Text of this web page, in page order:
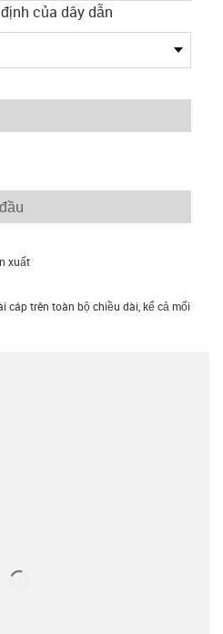
của dây dẫn
xuất
cáp trên toàn bộ chiều dài, kể cả mối